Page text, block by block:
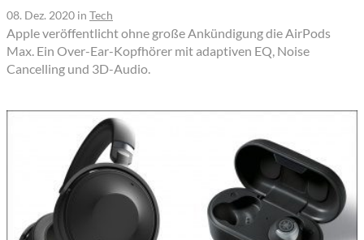
08. Dez. 2020 in Tech
Apple veröffentlicht ohne große Ankündigung die AirPods
Max. Ein Over-Ear-Kopfhörer mit adaptiven EQ, Noise
Cancelling und 3D-Audio.